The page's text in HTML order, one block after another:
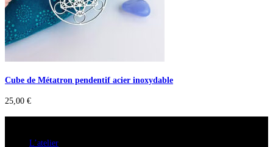
Cube de Métatron pendentif acier inoxydable
25,00 €
L’atelier